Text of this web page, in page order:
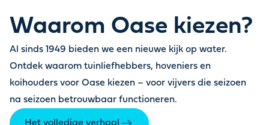
Waarom Oase kiezen?
Al sinds 1949 bieden we een nieuwe kijk op water.
Ontdek waarom tuinliefhebbers, hoveniers en
koihouders voor Oase kiezen – voor vijvers die seizoen
na seizoen betrouwbaar functioneren.